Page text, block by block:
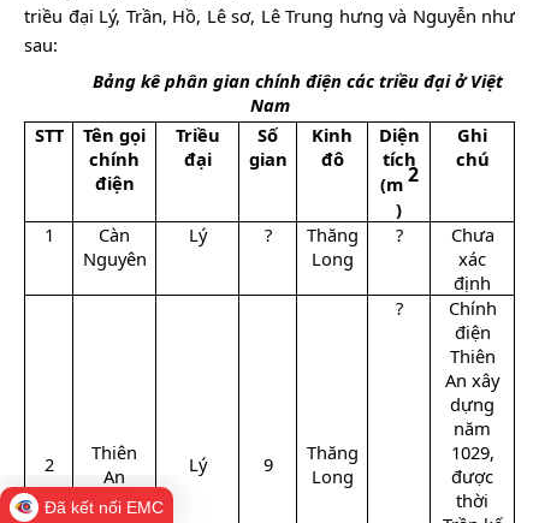
triều đại Lý, Trần, Hồ, Lê sơ, Lê Trung hưng và Nguyễn như
sau:
Bảng kê phân gian chính điện các triều đại ở Việt
Nam
STT
Tên gọi
chính
điện
Triều
đại
Số
gian
Kinh
đô
Diện
tích
(m 2
)
Ghi
chú
1
Càn
Nguyên
Lý ?
Thăng
Long
?
Chưa
xác
định
2
Thiên
An
Lý 9
Thăng
Long
?
Chính
điện
Thiên
An xây
dựng
năm
1029,
được
thời
Đã kết nối EMC